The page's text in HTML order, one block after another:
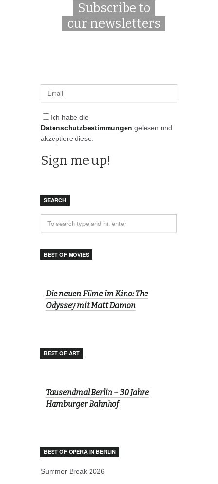
Subscribe to
our newsletters
Ich habe die
Datenschutzbestimmungen gelesen und
akzeptiere diese.
SEARCH
BEST OF MOVIES
Die neuen Filme im Kino: The
Odyssey mit Matt Damon
BEST OF ART
Tausendmal Berlin – 30 Jahre
Hamburger Bahnhof
BEST OF OPERA IN BERLIN
Summer Break 2026